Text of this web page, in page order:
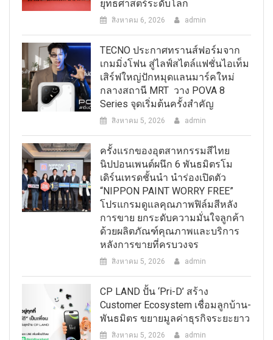
ยุทธศาสตร์ระดับโลก
สิงหาคม 6, 2026 admin
TECNO ประกาศทรานส์ฟอร์มจาก
เกมมิ่งโฟน สู่ไลฟ์สไตล์แฟชั่นไอเท็ม
เสิร์ฟใหญ่ปักหมุดแลนมาร์คใหม่
กลางสถานี MRT วาง POVA 8
Series จุดเริ่มต้นครั้งสำคัญ
สิงหาคม 5, 2026 admin
ครั้งแรกของอุตสาหกรรมสีไทย
นิปปอนเพนต์ผนึก 6 พันธมิตรโม
เดิร์นเทรดชั้นนำ นำร่องเปิดตัว
“NIPPON PAINT WORRY FREE”
โปรแกรมดูแลคุณภาพฟิล์มสีหลัง
การขาย ยกระดับความมั่นใจลูกค้า
ด้วยผลิตภัณฑ์คุณภาพและบริการ
หลังการขายที่ครบวงจร
สิงหาคม 5, 2026 admin
CP LAND ปั้น ‘Pri-D’ สร้าง
Customer Ecosystem เชื่อมลูกบ้าน-
พันธมิตร ขยายมูลค่าธุรกิจระยะยาว
สิงหาคม 5, 2026 admin